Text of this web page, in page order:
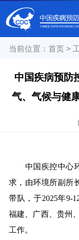
当前位置： 首页>
中国疾病预防
气、气候与健
中国疾控中心
求，由环境所副所
带队，于2025年9-
福建、广西、贵州
工作。